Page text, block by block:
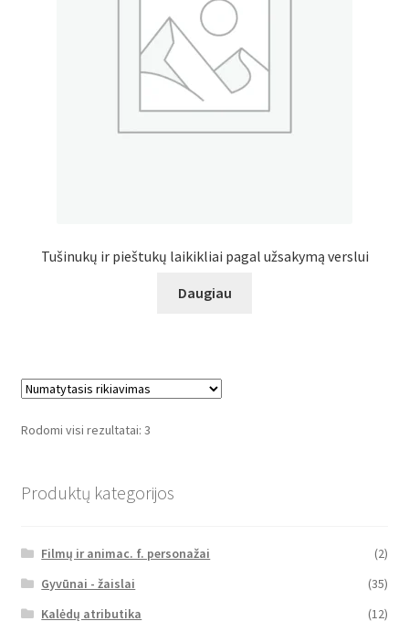
Tušinukų ir pieštukų laikikliai pagal užsakymą verslui
Daugiau
Rodomi visi rezultatai: 3
Produktų kategorijos
Filmų ir animac. f. personažai
(2)
Gyvūnai - žaislai
(35)
Kalėdų atributika
(12)